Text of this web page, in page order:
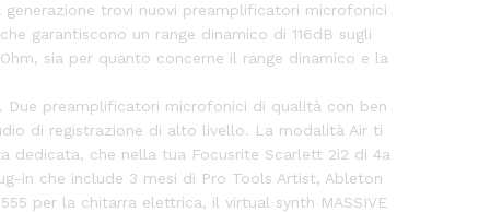
trovi nuovi preamplificatori microfonici
garantiscono un range dinamico di 116dB sugli
sia per quanto concerne il range dinamico e la
Due preamplificatori microfonici di qualità con ben
di registrazione di alto livello. La modalità Air ti
dedicata, che nella tua Focusrite Scarlett 2i2 di 4a
in che include 3 mesi di Pro Tools Artist, Ableton
per la chitarra elettrica, il virtual synth MASSIVE